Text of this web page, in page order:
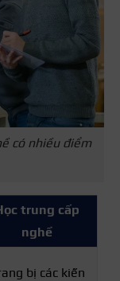
có nhiều điểm
trung cấp
nghề
bị các kiến